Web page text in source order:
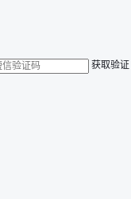
获取验证